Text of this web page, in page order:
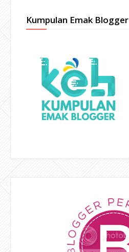
Kumpulan Emak Blogger